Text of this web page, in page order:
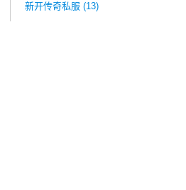
新开传奇私服 (13)